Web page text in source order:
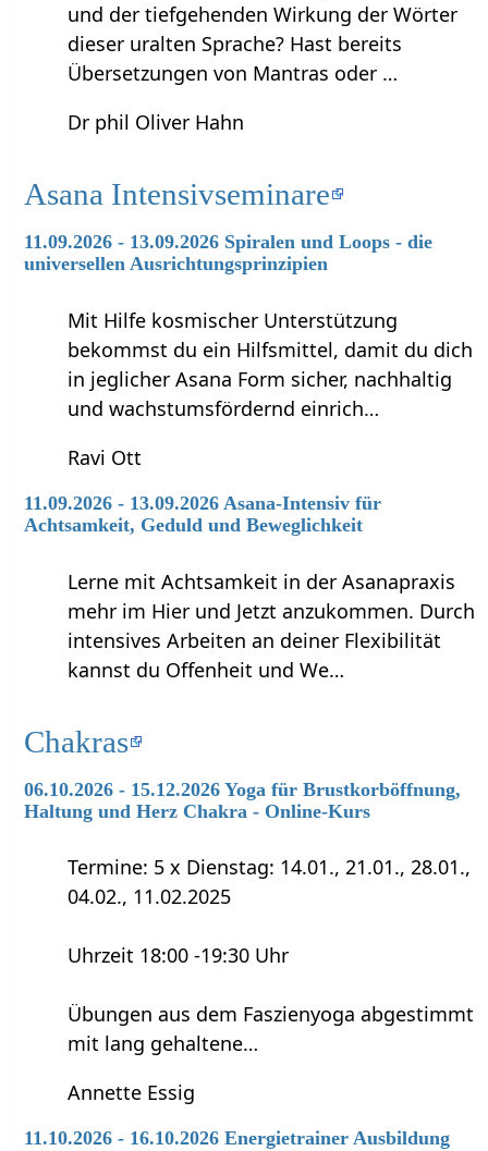
und der tiefgehenden Wirkung der Wörter
dieser uralten Sprache? Hast bereits
Übersetzungen von Mantras oder …
Dr phil Oliver Hahn
Asana Intensivseminare
11.09.2026 - 13.09.2026 Spiralen und Loops - die
universellen Ausrichtungsprinzipien
Mit Hilfe kosmischer Unterstützung
bekommst du ein Hilfsmittel, damit du dich
in jeglicher Asana Form sicher, nachhaltig
und wachstumsfördernd einrich…
Ravi Ott
11.09.2026 - 13.09.2026 Asana-Intensiv für
Achtsamkeit, Geduld und Beweglichkeit
Lerne mit Achtsamkeit in der Asanapraxis
mehr im Hier und Jetzt anzukommen. Durch
intensives Arbeiten an deiner Flexibilität
kannst du Offenheit und We…
Chakras
06.10.2026 - 15.12.2026 Yoga für Brustkorböffnung,
Haltung und Herz Chakra - Online-Kurs
Termine: 5 x Dienstag: 14.01., 21.01., 28.01.,
04.02., 11.02.2025
Uhrzeit 18:00 -19:30 Uhr
Übungen aus dem Faszienyoga abgestimmt
mit lang gehaltene…
Annette Essig
11.10.2026 - 16.10.2026 Energietrainer Ausbildung